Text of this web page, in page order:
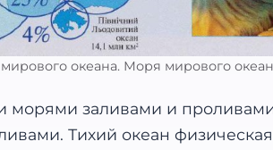
океана. Моря мирового